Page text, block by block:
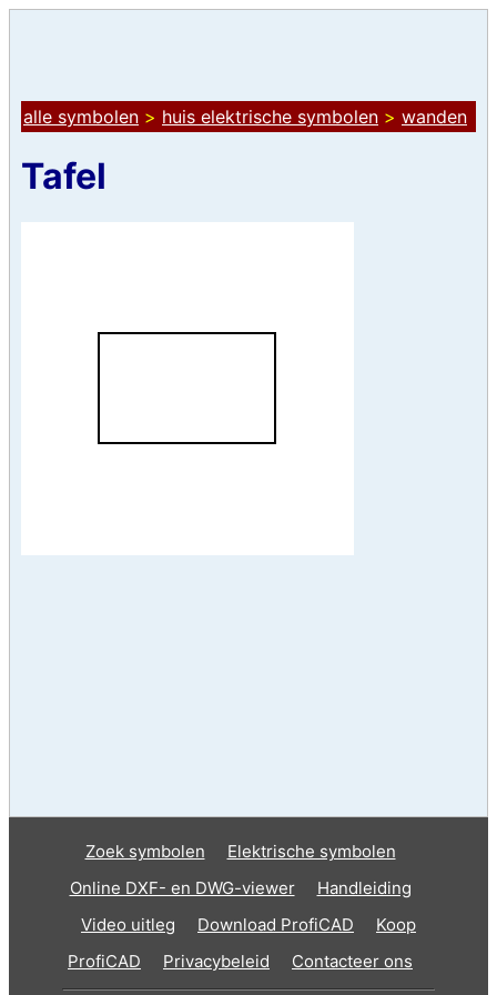
alle symbolen > huis elektrische symbolen > wanden
Tafel
Zoek symbolen
Elektrische symbolen
Online DXF- en DWG-viewer
Handleiding
Video uitleg
Download ProfiCAD
Koop
ProfiCAD
Privacybeleid Contacteer ons